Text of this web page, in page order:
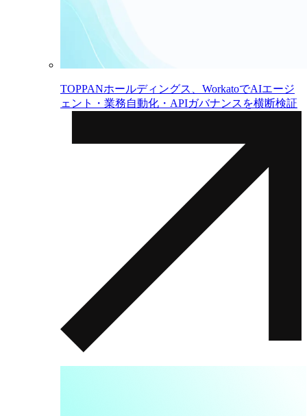
TOPPANホールディングス、WorkatoでAIエージ
ェント・業務自動化・APIガバナンスを横断検証